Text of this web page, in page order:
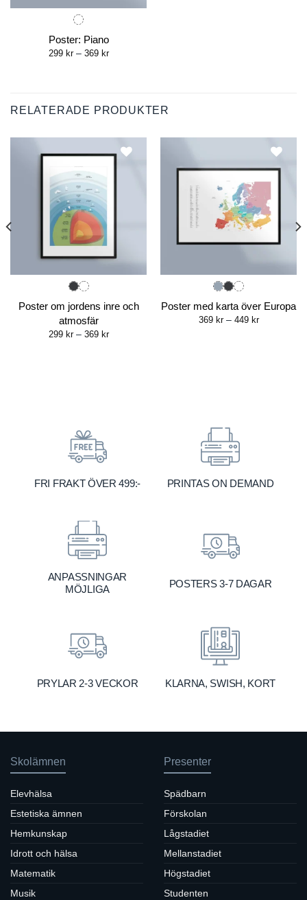
Poster: Piano
299 kr – 369 krPrice
RELATERADE PRODUKTER
Poster om jordens inre och
atmosfär
299 kr – 369 krPrice
Poster med karta över Europa
369 kr – 449 krPrice
FRI FRAKT ÖVER 499:- PRINTAS ON DEMAND
ANPASSNINGAR
MÖJLIGA
POSTERS 3-7 DAGAR
PRYLAR 2-3 VECKOR KLARNA, SWISH, KORT
Skolämnen
Elevhälsa
Estetiska ämnen
Hemkunskap
Idrott och hälsa
Matematik
Musik
Presenter
Spädbarn
Förskolan
Lågstadiet
Mellanstadiet
Högstadiet
Studenten